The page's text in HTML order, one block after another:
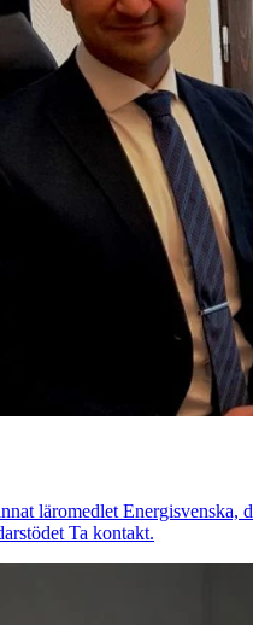
läromedlet Energisvenska,
Ta kontakt.